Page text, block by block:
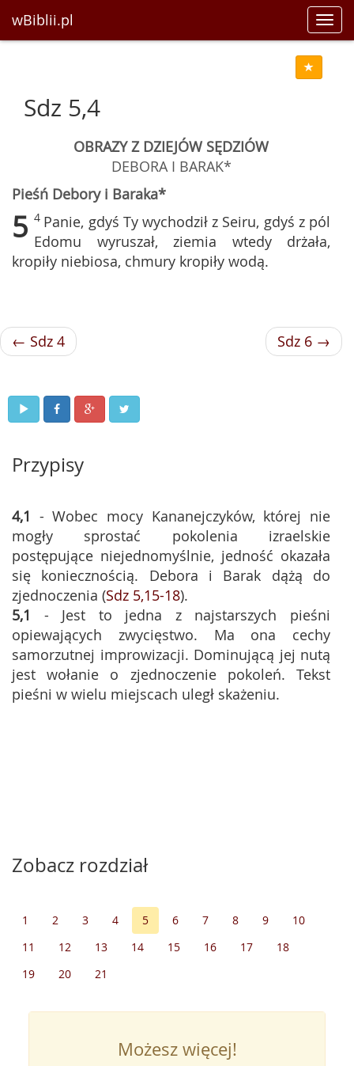
wBiblii.pl
Sdz 5,4
OBRAZY Z DZIEJÓW SĘDZIÓW
DEBORA I BARAK*
Pieśń Debory i Baraka*
5 4 Panie, gdyś Ty wychodził z Seiru, gdyś z pól
Edomu wyruszał, ziemia wtedy drżała,
kropiły niebiosa, chmury kropiły wodą.
← Sdz 4 Sdz 6 →
Przypisy
4,1 - Wobec mocy Kananejczyków, której nie
mogły sprostać pokolenia izraelskie
postępujące niejednomyślnie, jedność okazała
się koniecznością. Debora i Barak dążą do
zjednoczenia (Sdz 5,15-18).
5,1
- Jest to jedna z najstarszych pieśni
opiewających zwycięstwo. Ma ona cechy
samorzutnej improwizacji. Dominującą jej nutą
jest wołanie o zjednoczenie pokoleń. Tekst
pieśni w wielu miejscach uległ skażeniu.
Zobacz rozdział
1 2 3 4 5 6 7 8 9
10
11
12 13 14 15 16 17
18
19
20 21
Możesz więcej!